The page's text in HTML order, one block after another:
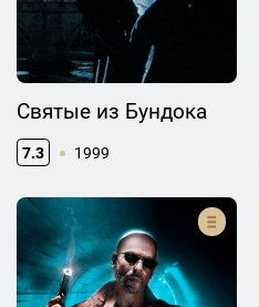
Святые из Бундока
7.3 1999